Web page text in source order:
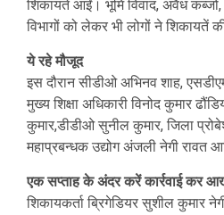
शिकायतें आईं। भूमि विवाद, अवैध
विभागों को लेकर भी लोगों ने शिकायतें
ये रहे मौजूद
इस दौरान सीडीओ अभिनव शाह,
मुख्य शिक्षा अधिकारी विनोद कुमार
कुमार,डीडीओ सुनील कुमार, जिला
महाप्रबन्धक उद्योग अंजली नेगी रावत
एक सप्ताह के अंदर करें कार्रवाई कर
शिकायकर्ता ब्रिगेडियर सुशील कुमार